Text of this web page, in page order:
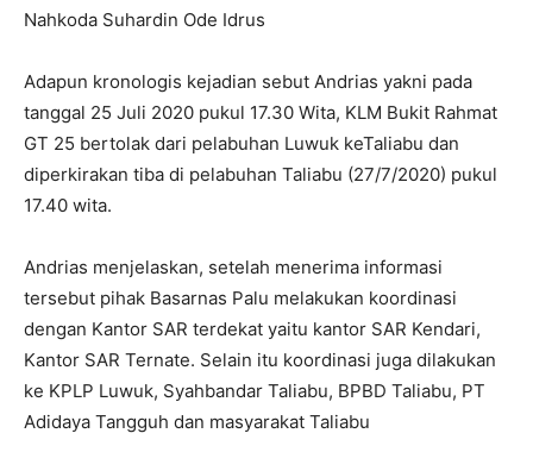
Nahkoda Suhardin Ode Idrus
Adapun kronologis kejadian sebut Andrias yakni pada
tanggal 25 Juli 2020 pukul 17.30 Wita, KLM Bukit Rahmat
GT 25 bertolak dari pelabuhan Luwuk keTaliabu dan
diperkirakan tiba di pelabuhan Taliabu (27/7/2020) pukul
17.40 wita.
Andrias menjelaskan, setelah menerima informasi
tersebut pihak Basarnas Palu melakukan koordinasi
dengan Kantor SAR terdekat yaitu kantor SAR Kendari,
Kantor SAR Ternate. Selain itu koordinasi juga dilakukan
ke KPLP Luwuk, Syahbandar Taliabu, BPBD Taliabu, PT
Adidaya Tangguh dan masyarakat Taliabu